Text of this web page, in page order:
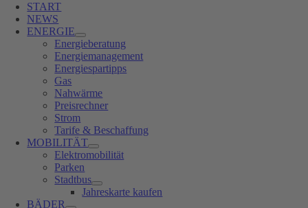
START
NEWS
ENERGIE
Energieberatung
Energiemanagement
Energiespartipps
Gas
Nahwärme
Preisrechner
Strom
Tarife & Beschaffung
MOBILITÄT
Elektromobilität
Parken
Stadtbus
Jahreskarte kaufen
BÄDER